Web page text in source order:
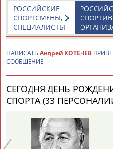
РОССИЙСКИЕ
СПОРТСМЕНЫ,
СПЕЦИАЛИСТЫ
НАПИСАТЬ Андрей КОТЕНЕВ
СООБЩЕНИЕ
СЕГОДНЯ ДЕНЬ
СПОРТА (33